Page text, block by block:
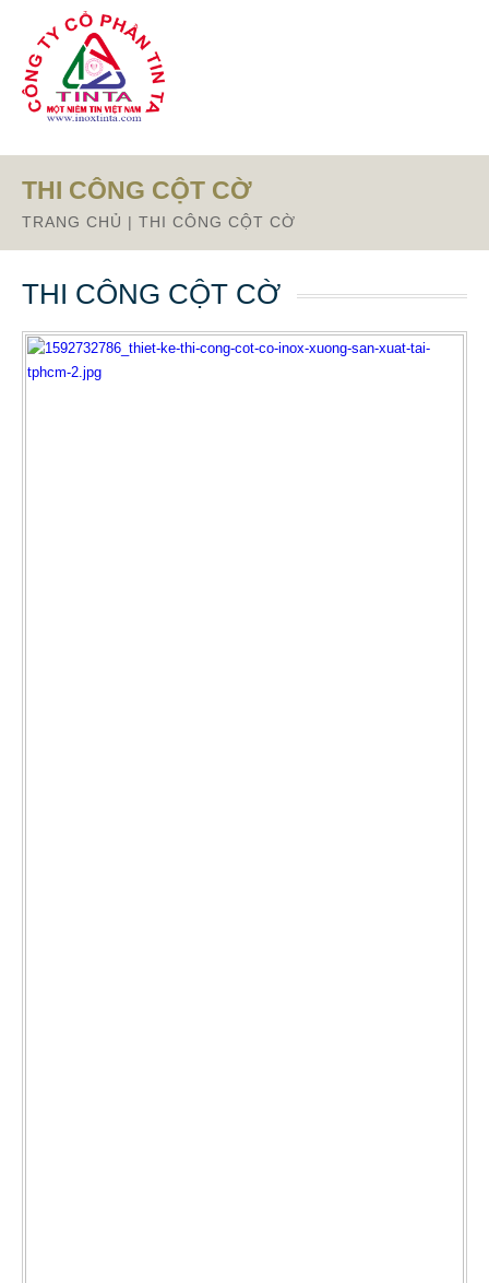
Từ mục này trở xuống là mã nguồn Zalo
THI CÔNG CỘT CỜ
TRANG CHỦ | THI CÔNG CỘT CỜ
THI CÔNG CỘT CỜ